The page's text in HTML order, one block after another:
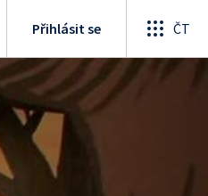
Přihlásit se ČT